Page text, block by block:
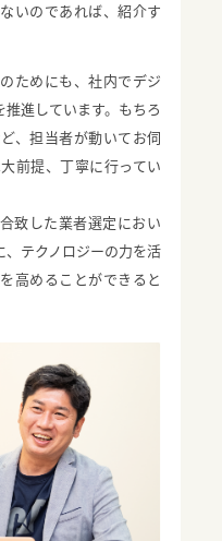
いのであれば、紹介す
ためにも、社内でデジ
進しています。もちろ
、担当者が動いてお伺
前提、丁寧に行ってい
致した業者選定におい
テクノロジーの力を活
高めることができると